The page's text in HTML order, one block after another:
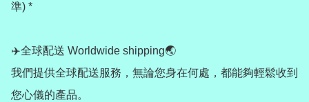
準) *
✈️全球配送 Worldwide shipping🌏
我們提供全球配送服務，無論您身在何處，都能夠輕鬆收到
您心儀的產品。